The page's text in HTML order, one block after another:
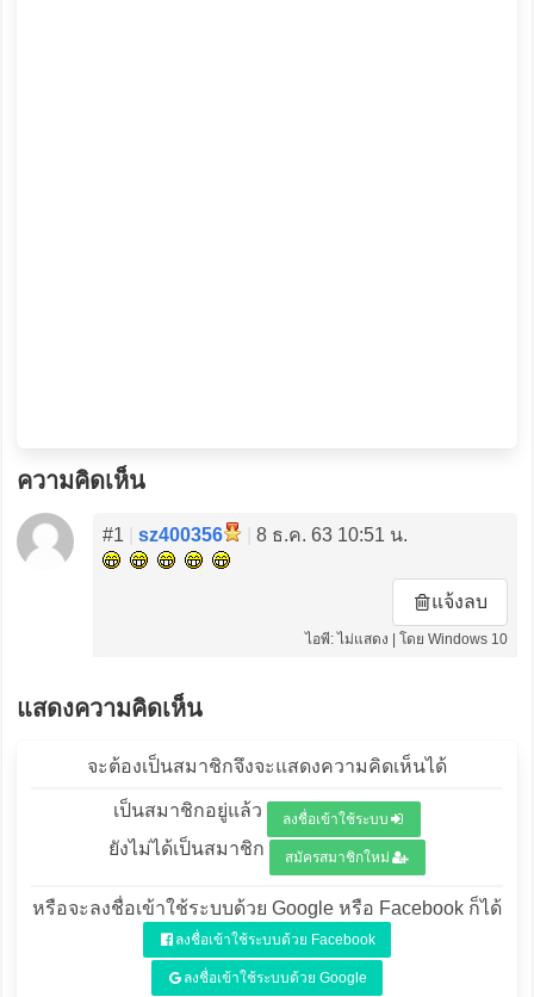
ความคิดเห็น
#1 sz400356 8 ธ.ค. 63 10:51 น.
แจ้งลบ
ไอพี: ไม่แสดง | โดย Windows 10
แสดงความคิดเห็น
จะต้องเป็นสมาชิกจึงจะแสดงความคิดเห็นได้
เป็นสมาชิกอยู่แล้ว ลงชื่อเข้าใช้ระบบ
ยังไม่ได้เป็นสมาชิก สมัครสมาชิกใหม่
หรือจะลงชื่อเข้าใช้ระบบด้วย Google หรือ Facebook ก็ได้
ลงชื่อเข้าใช้ระบบด้วย Facebook
ลงชื่อเข้าใช้ระบบด้วย Google